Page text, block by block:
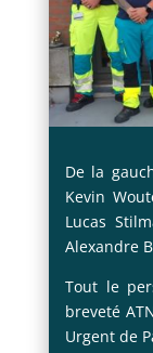
De la
Kevin
Lucas
Alexandre
Tout le
breveté
Urgent de